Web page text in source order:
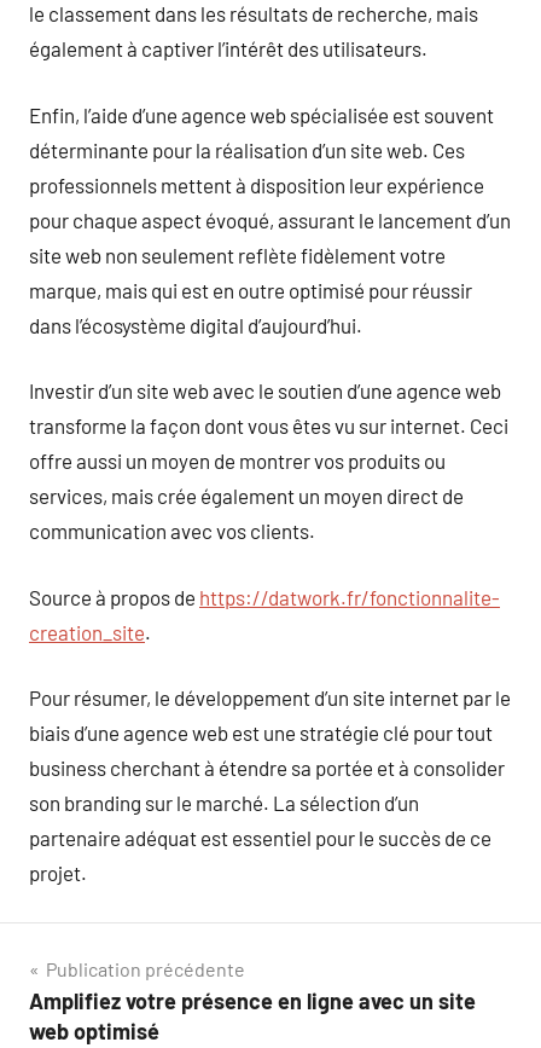
le classement dans les résultats de recherche, mais
également à captiver l’intérêt des utilisateurs.
Enfin, l’aide d’une agence web spécialisée est souvent
déterminante pour la réalisation d’un site web. Ces
professionnels mettent à disposition leur expérience
pour chaque aspect évoqué, assurant le lancement d’un
site web non seulement reflète fidèlement votre
marque, mais qui est en outre optimisé pour réussir
dans l’écosystème digital d’aujourd’hui.
Investir d’un site web avec le soutien d’une agence web
transforme la façon dont vous êtes vu sur internet. Ceci
offre aussi un moyen de montrer vos produits ou
services, mais crée également un moyen direct de
communication avec vos clients.
Source à propos de https://datwork.fr/fonctionnalite-
creation_site.
Pour résumer, le développement d’un site internet par le
biais d’une agence web est une stratégie clé pour tout
business cherchant à étendre sa portée et à consolider
son branding sur le marché. La sélection d’un
partenaire adéquat est essentiel pour le succès de ce
projet.
Navigation
de
Publication précédente
Amplifiez votre présence en ligne avec un site
web optimisé